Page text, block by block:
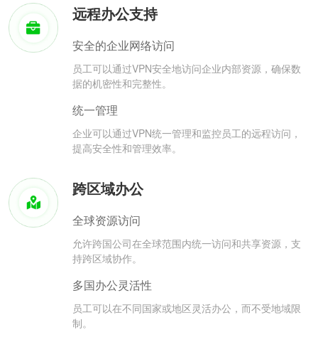
远程办公支持
安全的企业网络访问
员工可以通过VPN安全地访问企业内部资源，确保数
据的机密性和完整性。
统一管理
企业可以通过VPN统一管理和监控员工的远程访问，
提高安全性和管理效率。
跨区域办公
全球资源访问
允许跨国公司在全球范围内统一访问和共享资源，支
持跨区域协作。
多国办公灵活性
员工可以在不同国家或地区灵活办公，而不受地域限
制。